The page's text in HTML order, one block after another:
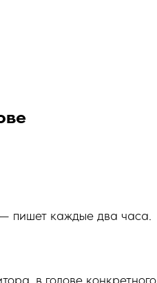
пишет каждые два часа.
в голове конкретного